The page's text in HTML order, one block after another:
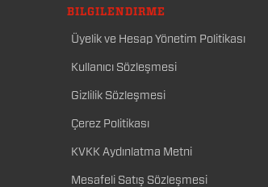
BILGILENDIRME
Üyelik ve Hesap Yönetim Politikası
Kullanıcı Sözleşmesi
Gizlilik Sözleşmesi
Çerez Politikası
KVKK Aydınlatma Metni
Mesafeli Satış Sözleşmesi